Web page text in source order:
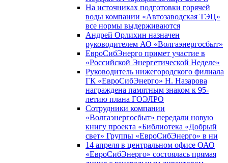
На источниках подготовки горячей
воды компании «Автозаводская ТЭЦ»
все нормы выдерживаются
Андрей Орлихин назначен
руководителем АО «Волгаэнергосбыт»
ЕвроСибЭнерго примет участие в
«Российской Энергетической Неделе»
Руководитель нижегородского филиала
ГК «ЕвроСибЭнерго» Н. Назарова
награждена памятным знаком к 95-
летию плана ГОЭЛРО
Сотрудники компании
«Волгаэнергосбыт» передали новую
книгу проекта «Библиотека «Добрый
свет» Группы «ЕвроСибЭнерго» в ни
14 апреля в центральном офисе ОАО
«ЕвроСибЭнерго» состоялась прямая